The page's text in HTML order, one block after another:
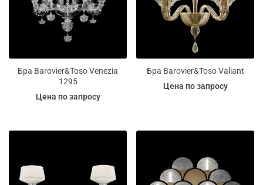
Бра Barovier&Toso Venezia
1295
Цена по запросу
Бра Barovier&Toso Valiant
Цена по запросу